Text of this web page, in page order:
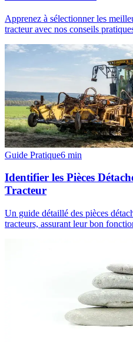
Apprenez à sélectionner les
tracteur avec nos conseils
Guide Pratique6 min
Identifier les Pièces
Tracteur
Un guide détaillé des pièces
tracteurs, assurant leur bon